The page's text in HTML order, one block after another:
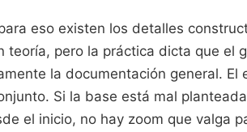
eso existen los detalles
teoría, pero la práctica dicta que el
la documentación general. El
Si la base está mal
el inicio, no hay zoom que valga